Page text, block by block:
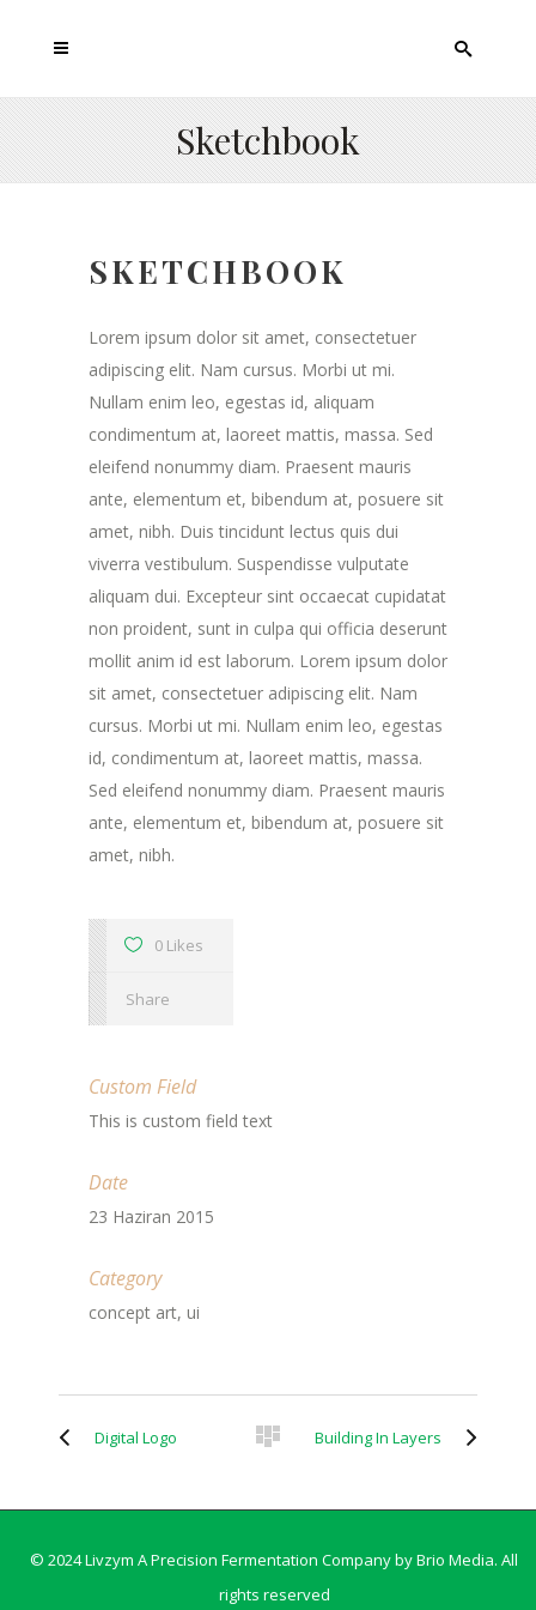
Sketchbook
SKETCHBOOK
Lorem ipsum dolor sit amet, consectetuer
adipiscing elit. Nam cursus. Morbi ut mi.
Nullam enim leo, egestas id, aliquam
condimentum at, laoreet mattis, massa. Sed
eleifend nonummy diam. Praesent mauris
ante, elementum et, bibendum at, posuere sit
amet, nibh. Duis tincidunt lectus quis dui
viverra vestibulum. Suspendisse vulputate
aliquam dui. Excepteur sint occaecat cupidatat
non proident, sunt in culpa qui officia deserunt
mollit anim id est laborum. Lorem ipsum dolor
sit amet, consectetuer adipiscing elit. Nam
cursus. Morbi ut mi. Nullam enim leo, egestas
id, condimentum at, laoreet mattis, massa.
Sed eleifend nonummy diam. Praesent mauris
ante, elementum et, bibendum at, posuere sit
amet, nibh.
0 Likes
Share
Custom Field
This is custom field text
Date
23 Haziran 2015
Category
concept art, ui
Digital Logo Building In Layers
© 2024 Livzym A Precision Fermentation Company byBrio Media. All
rights reserved